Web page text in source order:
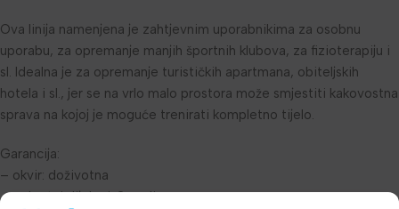
Ova linija namenjena je zahtjevnim uporabnikima za osobnu
uporabu, za opremanje manjih športnih klubova, za fizioterapiju i
sl. Idealna je za opremanje turističkih apartmana, obiteljskih
hotela i sl., jer se na vrlo malo prostora može smjestiti kakovostna
sprava na kojoj je moguće trenirati kompletno tijelo.
Garancija:
– okvir: doživotna
– pokretni dijelovi: 2 godine